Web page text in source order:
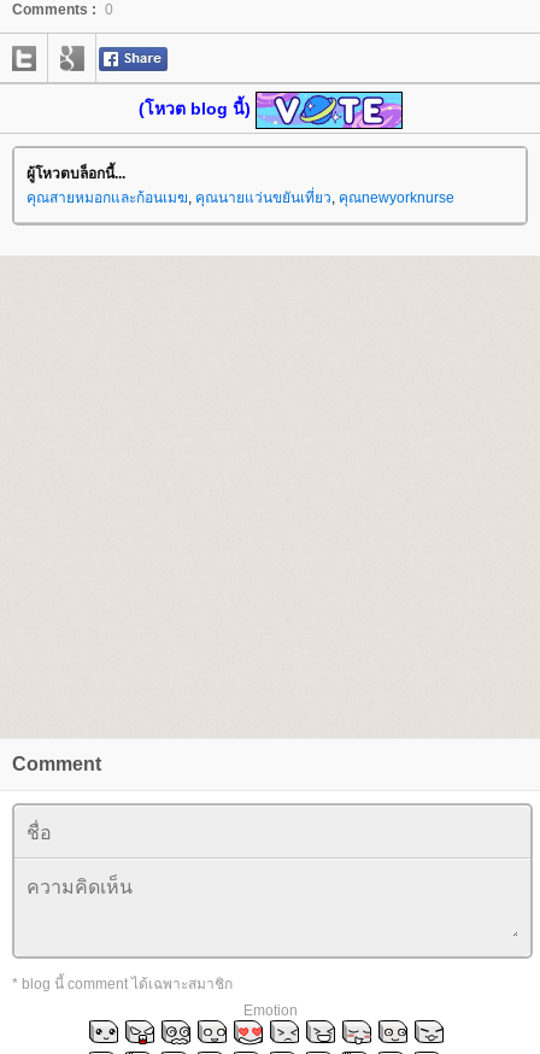
Comments : 0
(โหวต blog นี้)
ผู้โหวตบล็อกนี้...
คุณสายหมอกและก้อนเมฆ, คุณนายแว่นขยันเที่ยว, คุณnewyorknurse
Comment
* blog นี้ comment ได้เฉพาะสมาชิก
Emotion